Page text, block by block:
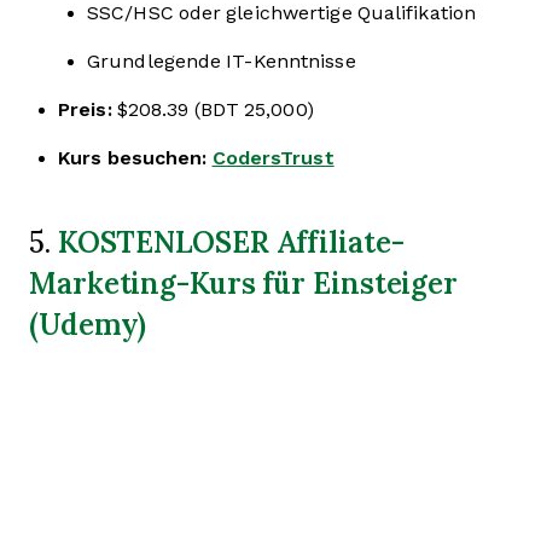
SSC/HSC oder gleichwertige Qualifikation
Grundlegende IT-Kenntnisse
Preis:$208.39 (BDT 25,000)
Kurs besuchen: CodersTrust
5. KOSTENLOSER Affiliate-
Marketing-Kurs für Einsteiger
(Udemy)